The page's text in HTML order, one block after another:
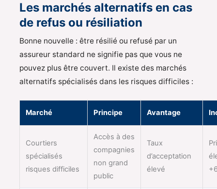
Les marchés alternatifs en cas
de refus ou résiliation
Bonne nouvelle : être résilié ou refusé par un
assureur standard ne signifie pas que vous ne
pouvez plus être couvert. Il existe des marchés
alternatifs spécialisés dans les risques difficiles :
Marché Principe Avantage
Courtiers
spécialisés
risques difficiles
Accès à des
compagnies
non grand
public
Taux
d’acceptation
élevé